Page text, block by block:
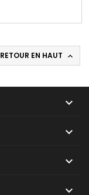
RETOUR EN HAUT 



